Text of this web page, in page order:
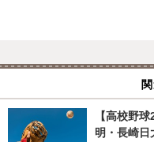
【高校野
明・長崎